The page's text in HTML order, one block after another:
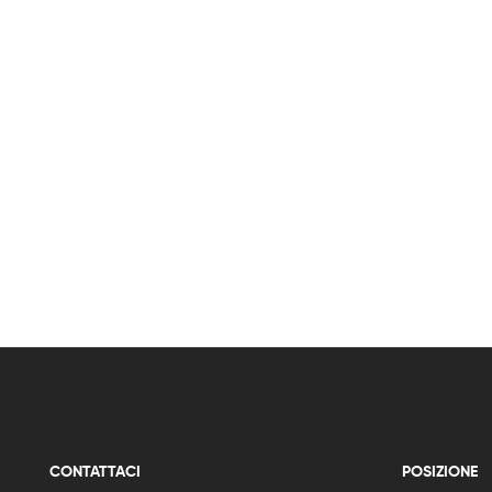
CONTATTACI POSIZIONE